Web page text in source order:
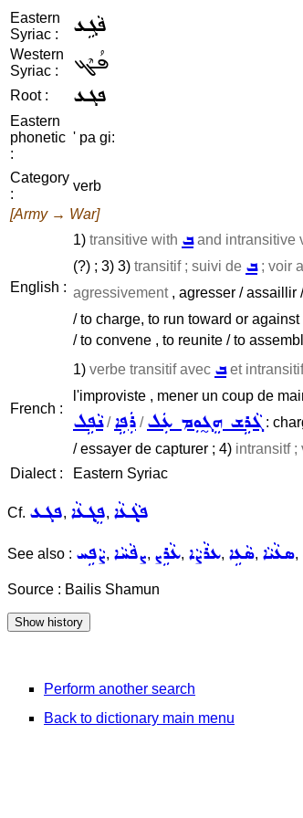
Eastern
Syriac :
ܦܵܓܹܥ
Western
Syriac :
ܦܳܓܶܥ
Root : ܦܓܥ
Eastern
phonetic
:
' pa gi:
Category
:
verb
[Army → War]
English :
1) transitive with ܒand intransitive
(?) ; 3) 3) transitif ; suivi de ܒ; voir
agressivement, agresser / assaillir
/ to charge, to run toward or
/ to convene , to reunite / to
French :
1) verbe transitif avec ܒet
l'improviste , mener un coup de
ܢܵܦܹܠ/ܪܲܦܹܐ /ܓܵܪܹܫ ܗܸܓ̰ܘܼܡ ܥܲܠ :
/ essayer de capturer ; 4) intransitf ;
Dialect :
Eastern Syriac
Cf. ܦܓܥ, ܦܸܓ݂ܥܵܐ, ܦܓ݂ܵܥܵܐ
See also : ܨܵܦܹܚ, ܨܦܵܚܵܐ, ܥܵܪܹܨ, ܥܪܵܨܵܐ, ܣܵܥܹܐ, ܣܥܵܝܵܐ,
Source : Bailis Shamun
Perform another search
Back to dictionary main menu